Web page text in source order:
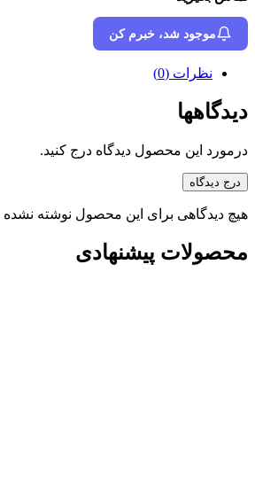
موجود شد، خبرم کن
نظرات (0)
دیدگاهها
درمورد این محصول دیدگاه درج کنید.
درج دیدگاه
هیچ دیدگاهی برای این محصول نوشته
محصولات پیشنهادی